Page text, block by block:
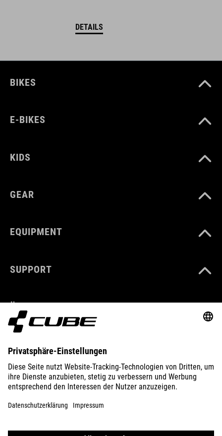
DETAILS
BIKES
E-BIKES
KIDS
GEAR
EQUIPMENT
SUPPORT
ÜBER UNS